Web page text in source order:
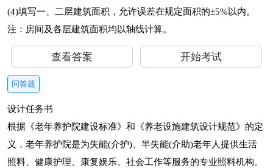
(4)填写一、二层建筑面积，允许误差在规定面积的±5%以内。
注：房间及各层建筑面积均以轴线计算。
查看答案 开始考试
问答题
设计任务书
根据《老年养护院建设标准》和《养老设施建筑设计规范》的定
义，老年养护院是为失能(介护)、半失能(介助)老年人提供生活
照料、健康护理、康复娱乐、社会工作等服务的专业照料机构。